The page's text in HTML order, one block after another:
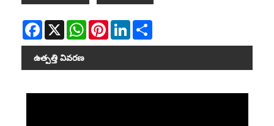
Facebook
X WhatsAppPinterestLinkedIn
ఉత్పత్తి వివరణ